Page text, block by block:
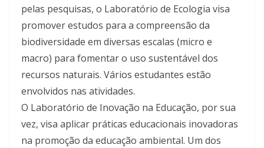
pelas pesquisas, o Laboratório de Ecologia visa
promover estudos para a compreensão da
biodiversidade em diversas escalas (micro e
macro) para fomentar o uso sustentável dos
recursos naturais. Vários estudantes estão
envolvidos nas atividades.
O Laboratório de Inovação na Educação, por sua
vez, visa aplicar práticas educacionais inovadoras
na promoção da educação ambiental. Um dos